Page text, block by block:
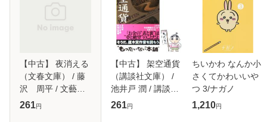
【中古】 夜消える
（文春文庫） / 藤
沢 周平 / 文藝春
秋 [文庫]【メール
261円
【中古】 架空通貨
（講談社文庫） /
池井戸 潤 / 講談社
[文庫]【メール便送
261円
ちいかわ なんか小
さくてかわいいや
つ 3/ナガノ
1,210円